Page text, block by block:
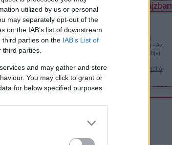
utilized by us or personal
may separately opt-out of the
on the IAB’s list of downstream
third parties on the IAB’s List of
parties.
and may gather and store
You may click to grant or
for below specified purposes
A legjobb posztok a spájzban
Kvász-kiskáté kezdőknek és
haladóknak
Legendás dallamok - Katyusa
Cseburáska és Krokodil Géna - Az
orosz animációs filmek legjobbjai
Legendás dallamok - Fekete holló
Kedvenc blogjaink
Szláv virtus
Közel-Kelet Blog